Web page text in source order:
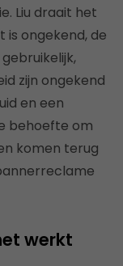
Liu draait het
ongekend, de
zijn ongekend
en een
behoefte om
komen terug
werkt